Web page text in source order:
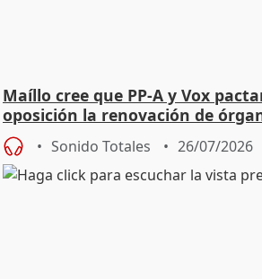
Maíllo cree que PP-A y Vox
oposición la renovación de
Defensor
Sonido Totales 26/07/2026